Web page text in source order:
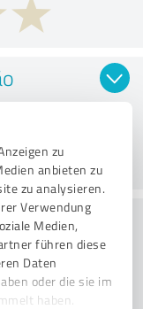
zu
anbieten zu
zu analysieren.
Verwendung
Medien,
führen diese
Daten
oder die sie im
haben.